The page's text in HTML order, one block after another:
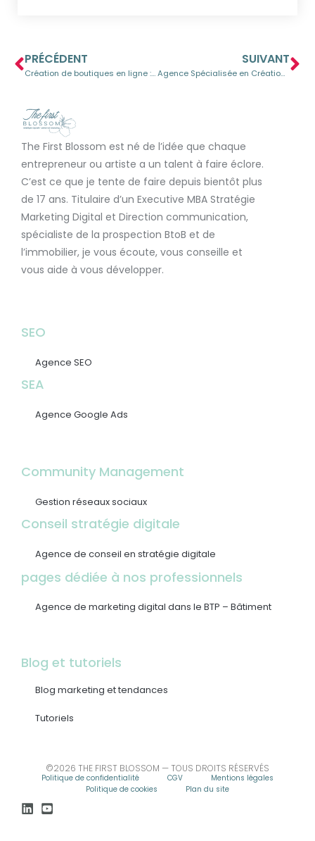
PRÉCÉDENT
Création de boutiques en ligne : Confiez votre projet à notre agence experte
SUIVANT
Agence Spécialisée en Création de Boutiques en Ligne – Démarrez Vos Ventes Rapidement
The First Blossom est né de l’idée que chaque
entrepreneur ou artiste a un talent à faire éclore.
C’est ce que je tente de faire depuis bientôt plus
de 17 ans. Titulaire d’un Executive MBA Stratégie
Marketing Digital et Direction communication,
spécialiste de la prospection BtoB et de
l’immobilier, je vous écoute, vous conseille et
vous aide à vous développer.
SEO
Agence SEO
SEA
Agence Google Ads
Community Management
Gestion réseaux sociaux
Conseil stratégie digitale
Agence de conseil en stratégie digitale
pages dédiée à nos professionnels
Agence de marketing digital dans le BTP – Bâtiment
Blog et tutoriels
Blog marketing et tendances
Tutoriels
©2026 THE FIRST BLOSSOM — TOUS DROITS RÉSERVÉS
Politique de confidentialité CGV
Mentions légales
Politique de cookies
Plan du site